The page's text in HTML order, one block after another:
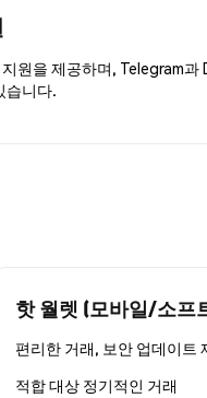
원을 제공하며, Telegram
습니다.
핫 월렛 (모바일/소프
편리한 거래, 보안 업데이트
적합 대상 정기적인 거래